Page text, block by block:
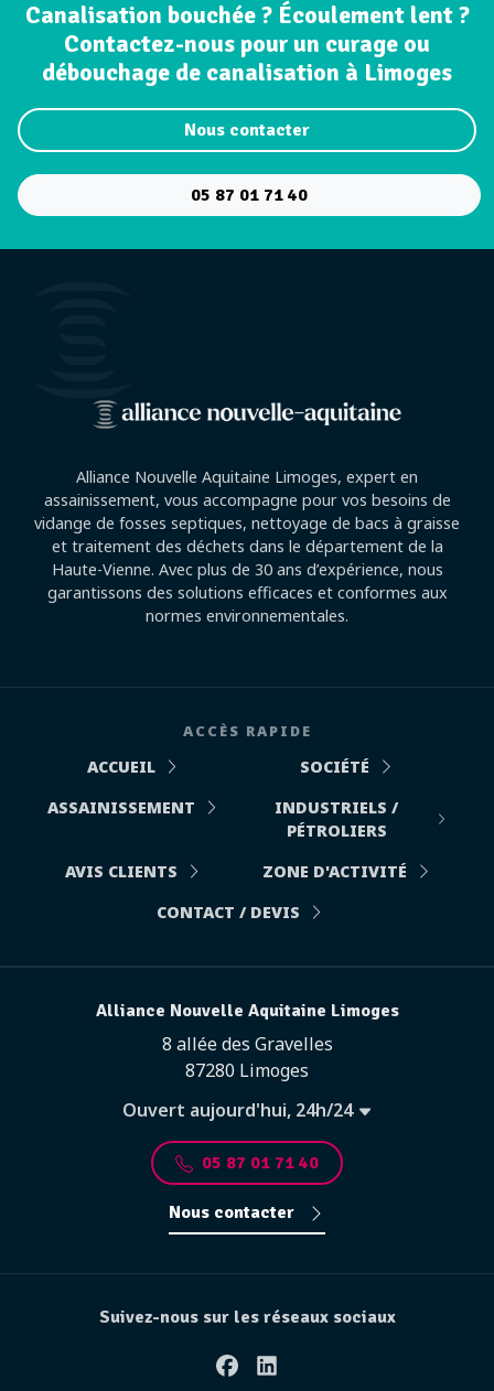
ZUP de Corgnac
Canalisation bouchée ? Écoulement lent ?
Contactez-nous pour un curage ou
débouchage de canalisation à Limoges
Nous contacter
05 87 01 71 40
Alliance Nouvelle Aquitaine Limoges, expert en
assainissement, vous accompagne pour vos besoins de
vidange de fosses septiques, nettoyage de bacs à graisse
et traitement des déchets dans le département de la
Haute-Vienne. Avec plus de 30 ans d’expérience, nous
garantissons des solutions efficaces et conformes aux
normes environnementales.
ACCÈS RAPIDE
ACCUEIL
SOCIÉTÉ
ASSAINISSEMENT
INDUSTRIELS /
PÉTROLIERS
AVIS CLIENTS
ZONE D'ACTIVITÉ
CONTACT / DEVIS
Alliance Nouvelle Aquitaine Limoges
8 allée des Gravelles
87280 Limoges
Ouvert aujourd'hui, 24h/24
05 87 01 71 40
Nous contacter
Suivez-nous sur les réseaux sociaux
FacebookLinkedin